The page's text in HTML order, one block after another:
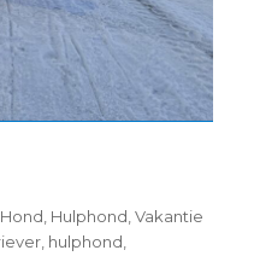
Categorieën
Hond Hulphond ,Vakantie
, hulphond,